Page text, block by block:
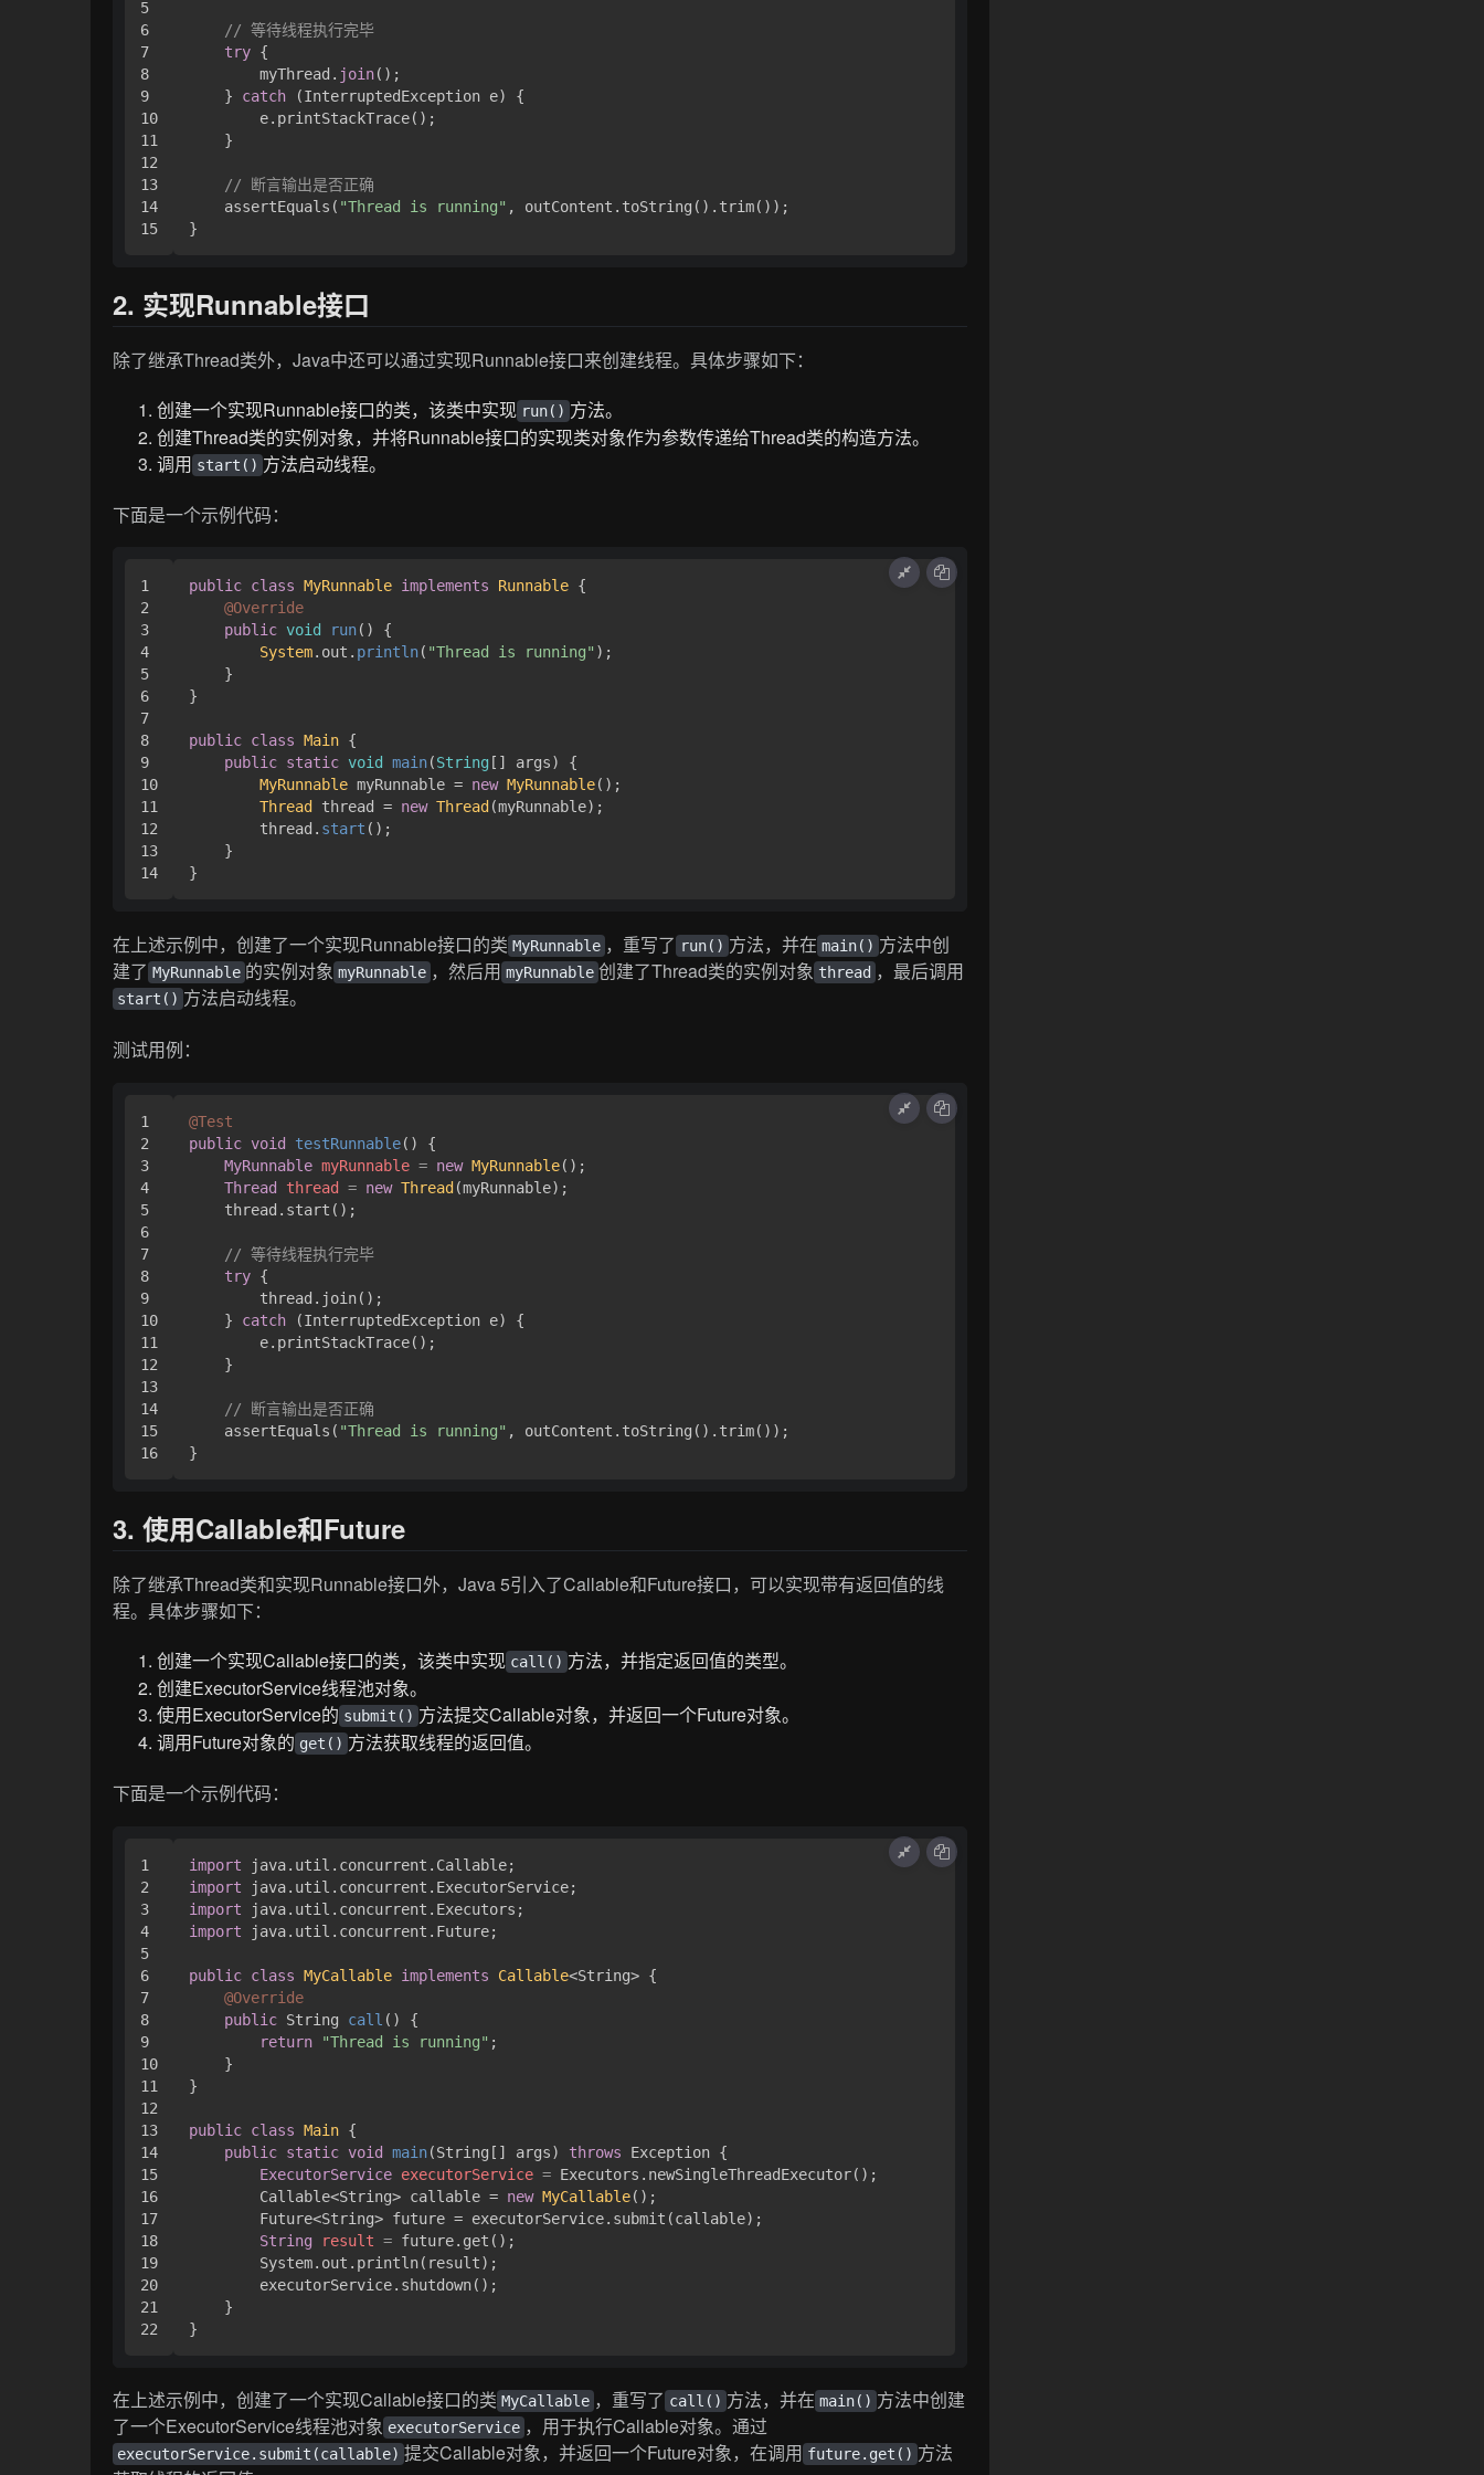
5
6
7
8
9
10
11
12
13
14
// 等待线程执行完毕
try {
        myThread.
join();
    }
catch (InterruptedException e) {
        e.printStackTrace();
    }
// 断言输出是否正确
    assertEquals(
"Thread is running" , outContent.toString().trim());
}
2. 实现Runnable接口
除了继承Thread类外，Java中还可以通过实现Runnable接口来创建线程。具体步骤如下：
创建一个实现Runnable接口的类，该类中实现 run() 方法。
创建Thread类的实例对象，并将Runnable接口的实现类对象作为参数传递给Thread类的构造方法。
调用 start() 方法启动线程。
下面是一个示例代码：
1
2
3
4
5
6
7
8
9
10
11
12
13
public class MyRunnable implements Runnable {
@Override
public void run( ) {
System. out . println( "Thread is running" );
    }
}
public class Main {
public static void main(String [] args) {
MyRunnable myRunnable = new MyRunnable();
Thread
thread = new Thread (myRunnable);
        thread.
start ();
    }
}
在上述示例中，创建了一个实现Runnable接口的类 MyRunnable ，重写了 run() 方法，并在 main() 方法中创
建了 MyRunnable 的实例对象 myRunnable ，然后用 myRunnable 创建了Thread类的实例对象 thread ，最后调用
start() 方法启动线程。
测试用例：
1
2
3
4
5
6
7
8
9
10
11
12
13
14
15
@Test
public void testRunnable()
{
MyRunnable myRunnable = new MyRunnable();
Thread
thread = new Thread (myRunnable);
    thread.start();
// 等待线程执行完毕
try {
        thread.join();
    }
catch (InterruptedException e) {
        e.printStackTrace();
    }
// 断言输出是否正确
    assertEquals(
"Thread is running" , outContent.toString().trim());
}
3. 使用Callable和Future
除了继承Thread类和实现Runnable接口外，Java 5引入了Callable和Future接口，可以实现带有返回值的线
程。具体步骤如下：
创建一个实现Callable接口的类，该类中实现 call() 方法，并指定返回值的类型。
创建ExecutorService线程池对象。
使用ExecutorService的 submit() 方法提交Callable对象，并返回一个Future对象。
调用Future对象的 get() 方法获取线程的返回值。
下面是一个示例代码：
1
2
3
4
5
6
7
8
9
10
11
12
13
14
15
16
17
18
19
20
21
import
import
import
import java.util.concurrent.Future;
public class MyCallable implements Callable<String> {
@Override
public String call ()
{
return
"Thread is running" ;
    }
}
public class Main {
public static void main(String[] args) throws Exception {
ExecutorService executorService = Executors.newSingleThreadExecutor();
        Callable<String> callable =
new MyCallable();
        Future<String> future = executorService.submit(callable);
String
result = future.get();
        System.out.println(result);
        executorService.shutdown();
    }
}
在上述示例中，创建了一个实现Callable接口的类 MyCallable ，重写了 call() 方法，并在 main() 方法中创建
了一个ExecutorService线程池对象 executorService ，用于执行Callable对象。通过
executorService.submit(callable) 提交Callable对象，并返回一个Future对象，在调用 future.get() 方法